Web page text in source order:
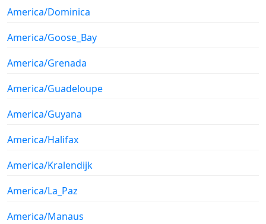
America/Dominica
America/Goose_Bay
America/Grenada
America/Guadeloupe
America/Guyana
America/Halifax
America/Kralendijk
America/La_Paz
America/Manaus